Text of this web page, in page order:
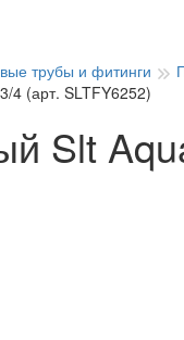
трубы и фитинги
4 (арт. SLTFY6252)
Slt